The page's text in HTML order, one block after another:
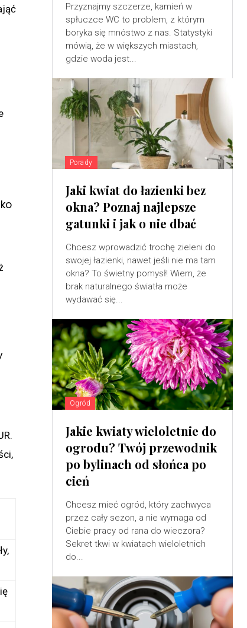
Przyznajmy szczerze, kamień w
spłuczce WC to problem, z którym
boryka się mnóstwo z nas. Statystyki
mówią, że w większych miastach,
gdzie woda jest...
Porady
Jaki kwiat do łazienki bez
okna? Poznaj najlepsze
gatunki i jak o nie dbać
Chcesz wprowadzić trochę zieleni do
swojej łazienki, nawet jeśli nie ma tam
okna? To świetny pomysł! Wiem, że
brak naturalnego światła może
wydawać się...
Ogród
Jakie kwiaty wieloletnie do
ogrodu? Twój przewodnik
po bylinach od słońca po
cień
Chcesz mieć ogród, który zachwyca
przez cały sezon, a nie wymaga od
Ciebie pracy od rana do wieczora?
Sekret tkwi w kwiatach wieloletnich
do...